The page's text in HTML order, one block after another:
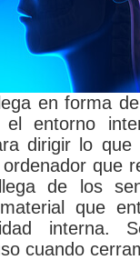
en forma
el entorno
dirigir lo
que
de los
que
interna.
cuando